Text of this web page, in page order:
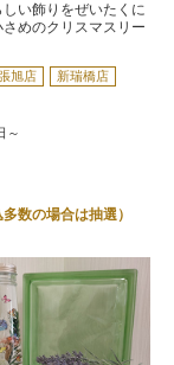
い飾りをぜいたくに
めのクリスマスリー
旭店 新瑞橋店
～
数の場合は抽選）